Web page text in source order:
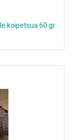
koipetsua 60 gr